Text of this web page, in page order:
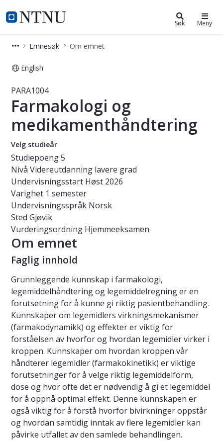
NTNU Hjemmeside
Studier Søk Meny
Emnesøk Om emnet
English
Emne - Farmakologi og
PARA1004
Farmakologi og
medikamenthåndtering
Velg studieår
Studiepoeng5
Nivå Videreutdanning lavere grad
Undervisningsstart Høst 2026
Varighet 1 semester
Undervisningsspråk Norsk
Sted Gjøvik
Vurderingsordning Hjemmeeksamen
Om emnet
Faglig innhold
Grunnleggende kunnskap i farmakologi,
legemiddelhåndtering og legemiddelregning er en
forutsetning for å kunne gi riktig pasientbehandling.
Kunnskaper om legemidlers virkningsmekanismer
(farmakodynamikk) og effekter er viktig for
forståelsen av hvorfor og hvordan legemidler virker i
kroppen. Kunnskaper om hvordan kroppen vår
håndterer legemidler (farmakokinetikk) er viktige
forutsetninger for å velge riktig legemiddelform,
dose og hvor ofte det er nødvendig å gi et legemiddel
for å oppnå optimal effekt. Denne kunnskapen er
også viktig for å forstå hvorfor bivirkninger oppstår
og hvordan samtidig inntak av flere legemidler kan
påvirke utfallet av den samlede behandlingen.